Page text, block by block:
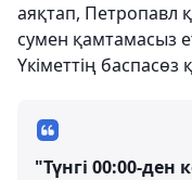
аяқтап, Петропавл
сумен қамтамасыз
Үкіметтің
"Түнгі 00:00-